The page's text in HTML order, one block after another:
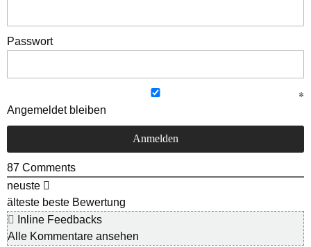
Passwort
Angemeldet bleiben
87 Comments
neuste
älteste beste Bewertung
Inline Feedbacks
Alle Kommentare ansehen